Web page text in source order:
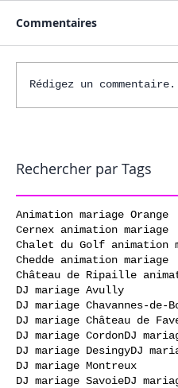
Commentaires
Rédigez un
Rechercher par Tags
Animation mariage Orange
Cernex animation mariage
Chalet du Golf animation
Chedde animation mariage
DJ mariage Avully
DJ mariage Chavannes-de-
DJ mariage Château de
DJ mariage CordonDJ
DJ mariage DesingyDJ
DJ mariage Montreux
DJ mariage SavoieDJ